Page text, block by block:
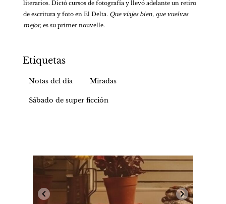
literarios. Dictó cursos de fotografía y llevó adelante un retiro
de escritura y foto en El Delta. Que viajes bien, que vuelvas
mejor, es su primer nouvelle.
Etiquetas
Notas del día Miradas
Sábado de super ficción